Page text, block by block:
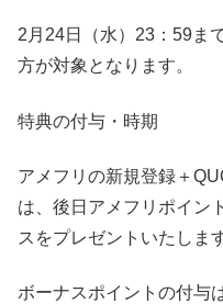
2月24日（水）23：59ま
方が対象となります。
特典の付与・時期
アメフリの新規登録＋
は、後日アメフリポイン
スをプレゼントいたしま
ボーナスポイントの付与